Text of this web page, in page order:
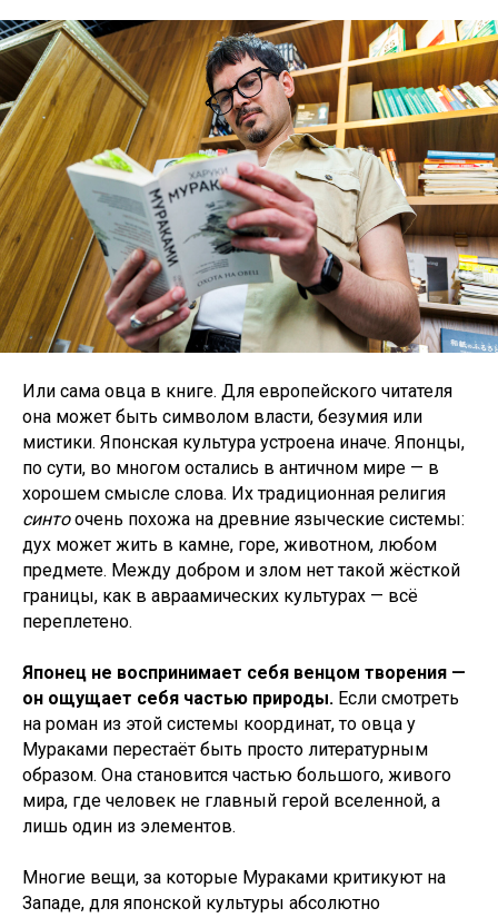
Или сама овца в книге. Для европейского читателя
она может быть символом власти, безумия или
мистики. Японская культура устроена иначе. Японцы,
по сути, во многом остались в античном мире — в
хорошем смысле слова. Их традиционная религия
синтоочень похожа на древние языческие системы:
дух может жить в камне, горе, животном, любом
предмете. Между добром и злом нет такой жёсткой
границы, как в авраамических культурах — всё
переплетено.
Японец не воспринимает себя венцом творения —
он ощущает себя частью природы. Если смотреть
на роман из этой системы координат, то овца у
Мураками перестаёт быть просто литературным
образом. Она становится частью большого, живого
мира, где человек не главный герой вселенной, а
лишь один из элементов.
Многие вещи, за которые Мураками критикуют на
Западе, для японской культуры абсолютно